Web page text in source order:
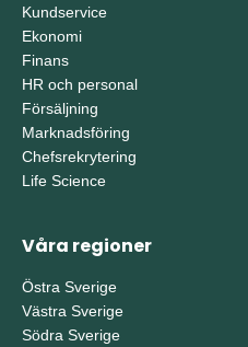
Kundservice
Ekonomi
Finans
HR och personal
Försäljning
Marknadsföring
Chefsrekrytering
Life Science
Våra regioner
Östra Sverige
Västra Sverige
Södra Sverige